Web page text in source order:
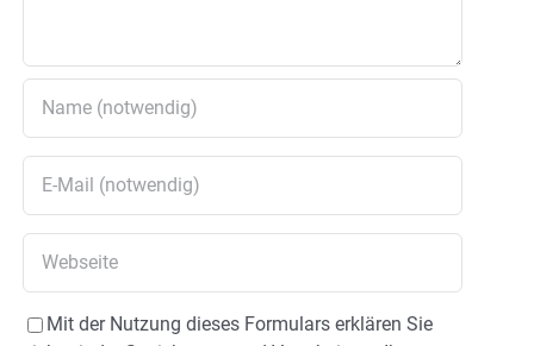
Mit der Nutzung dieses Formulars erklären Sie